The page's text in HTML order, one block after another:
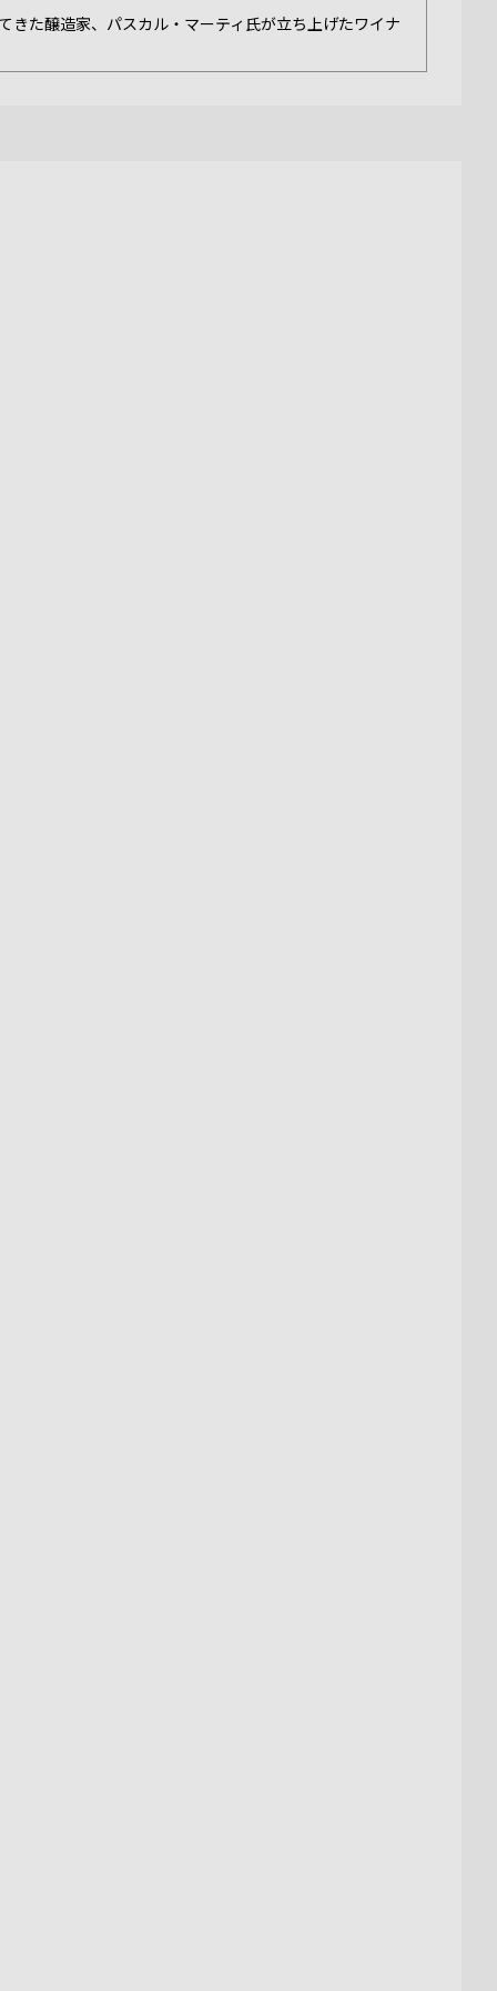
た醸造家、パスカル・マーティ氏が立ち上げたワイナ